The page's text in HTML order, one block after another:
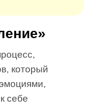
который
себе